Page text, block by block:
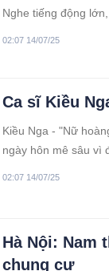
Nghe tiếng động
02:07 14/07/25
Ca sĩ Kiều
Kiều Nga - "Nữ
ngày hôn mê sâu vì
02:07 14/07/25
Hà Nội: Nam
chung cư